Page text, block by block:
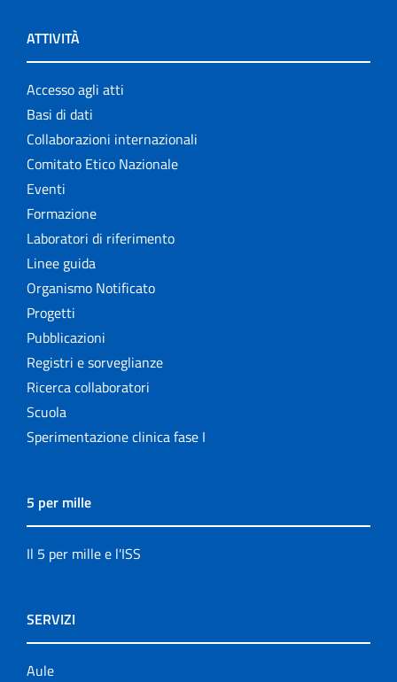
ATTIVITÀ
Accesso agli atti
Basi di dati
Collaborazioni internazionali
Comitato Etico Nazionale
Eventi
Formazione
Laboratori di riferimento
Linee guida
Organismo Notificato
Progetti
Pubblicazioni
Registri e sorveglianze
Ricerca collaboratori
Scuola
Sperimentazione clinica fase I
5 per mille
Il 5 per mille e l'ISS
SERVIZI
Aule